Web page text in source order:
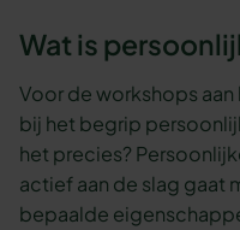
Wat is
Voor de workshops
bij het begrip
het precies?
actief aan de slag gaat
bepaalde